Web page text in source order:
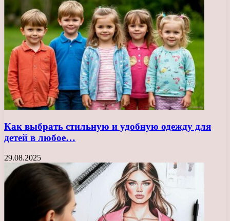
Как выбрать стильную и удобную одежду для
детей в любое…
29.08.2025